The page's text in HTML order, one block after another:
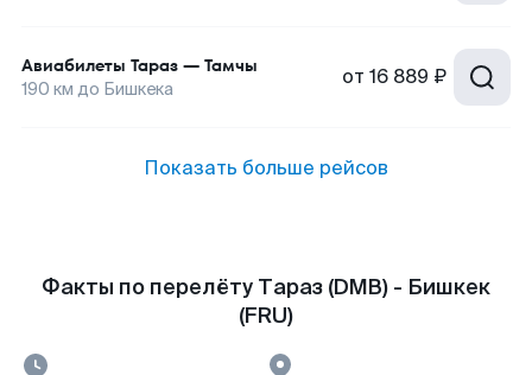
Авиабилеты Тараз — Тамчы
190 км до Бишкека от 16 889 ₽
Показать больше рейсов
Факты по перелёту Тараз (DMB) - Бишкек
(FRU)